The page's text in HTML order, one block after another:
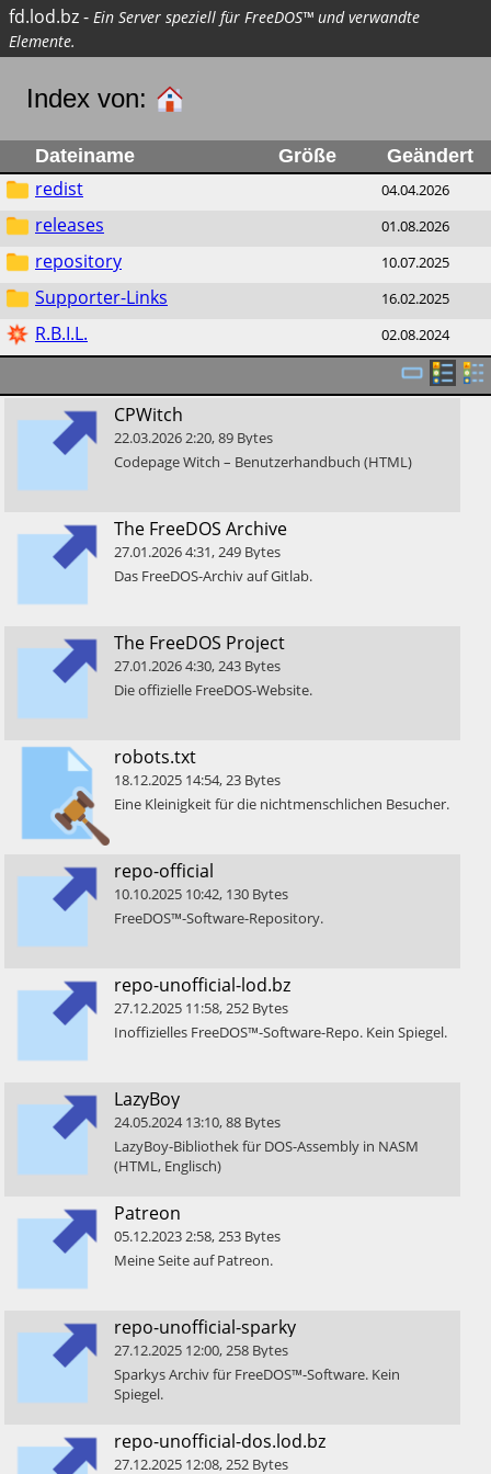
fd.lod.bz- Ein Server speziell für FreeDOS™ und verwandte
Elemente.
Index von:
Dateiname Größe Geändert
redist 04.04.2026
releases 01.08.2026
repository 10.07.2025
Supporter-Links 16.02.2025
R.B.I.L. 02.08.2024
​CPWitch
22.03.20262:20,89 Bytes
​Codepage Witch – Benutzerhandbuch (HTML)
​The FreeDOS Archive
27.01.20264:31,249 Bytes
​Das FreeDOS-Archiv auf Gitlab.
​The FreeDOS Project
27.01.20264:30,243 Bytes
​Die offizielle FreeDOS-Website.
​robots.txt
18.12.2025 14:54,23 Bytes
​Eine Kleinigkeit für die nichtmenschlichen Besucher.
​repo-official
10.10.2025 10:42, 130 Bytes
​FreeDOS™-Software-Repository.
​repo-unofficial-lod.bz
27.12.2025 11:58,252 Bytes
​Inoffizielles FreeDOS™-Software-Repo. Kein Spiegel.
​LazyBoy
24.05.2024 13:10,88 Bytes
​LazyBoy-Bibliothek für DOS-Assembly in NASM
(HTML, Englisch)
​Patreon
05.12.20232:58,253 Bytes
​Meine Seite auf Patreon.
​repo-unofficial-sparky
27.12.2025 12:00,258 Bytes
​Sparkys Archiv für FreeDOS™-Software. Kein
Spiegel.
​repo-unofficial-dos.lod.bz
27.12.2025 12:08,252 Bytes